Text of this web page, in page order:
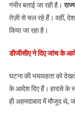
गंभीर बताई जा रही है।
तेज़ी से चल रहे हैं। वहीं,
किया जा रहा है।
डीजीसीए ने दिए जांच के
घटना की भयावहता को
के आदेश दिए हैं। हादसे के
ही अहमदाबाद में मौजूद थे,